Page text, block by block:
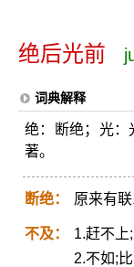
绝后光前
词典解释
绝：断绝；光：
著。
断绝： 原来有
不及：
1.赶不上;
2.不如;比